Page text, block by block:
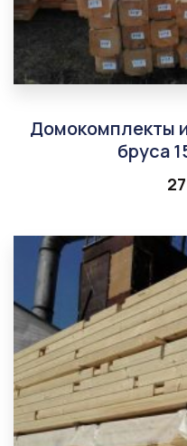
Домокомплекты
бруса